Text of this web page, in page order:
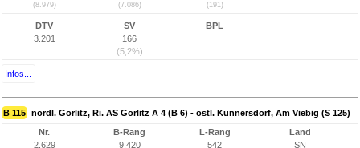
(8.979) (7.086) (191)
DTV
3.201
SV
166
(5,2%)
BPL
Infos...
B 115 nördl. Görlitz, Ri. AS Görlitz A 4 (B 6) - östl. Kunnersdorf, Am Viebig (S 125)
Nr.
2.629
B-Rang
9.420
L-Rang
542
Land
SN